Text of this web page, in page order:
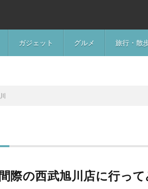
ガジェット グルメ 旅行・散
際の西武旭川店に行って